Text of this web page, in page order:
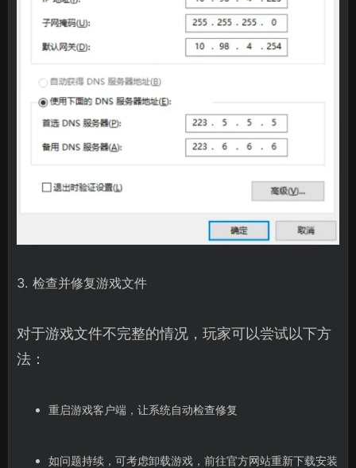
3. 检查并修复游戏文件
对于游戏文件不完整的情况，玩家可以尝试以下方
法：
重启游戏客户端，让系统自动检查修复
如问题持续，可考虑卸载游戏，前往官方网站重新下载安装